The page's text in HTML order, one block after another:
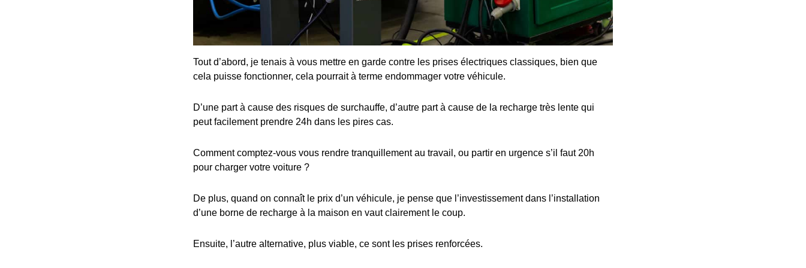
Tout d’abord, je tenais à vous mettre en garde contre les prises électriques classiques, bien que
cela puisse fonctionner, cela pourrait à terme endommager votre véhicule.
D’une part à cause des risques de surchauffe, d’autre part à cause de la recharge très lente qui
peut facilement prendre 24h dans les pires cas.
Comment comptez-vous vous rendre tranquillement au travail, ou partir en urgence s’il faut 20h
pour charger votre voiture ?
De plus, quand on connaît le prix d’un véhicule, je pense que l’investissement dans l’installation
d’une borne de recharge à la maison en vaut clairement le coup.
Ensuite, l’autre alternative, plus viable, ce sont les prises renforcées.